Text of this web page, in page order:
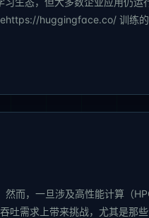
huggingface.co/ 训练
而，一旦涉及高性能计算（
吐需求上带来挑战，尤其是那